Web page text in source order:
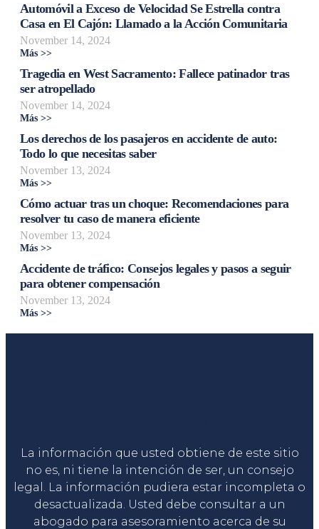
Automóvil a Exceso de Velocidad Se Estrella contra
Casa en El Cajón: Llamado a la Acción Comunitaria
November 14, 2024
Más >>
Tragedia en West Sacramento: Fallece patinador tras
ser atropellado
November 14, 2024
Más >>
Los derechos de los pasajeros en accidente de auto:
Todo lo que necesitas saber
November 13, 2024
Más >>
Cómo actuar tras un choque: Recomendaciones para
resolver tu caso de manera eficiente
November 13, 2024
Más >>
Accidente de tráfico: Consejos legales y pasos a seguir
para obtener compensación
November 13, 2024
Más >>
La información que usted obtiene de este sitio
no es, ni tiene la intención de ser, un consejo
legal. La información pudiera estar incompleta o
desactualizada. Usted debe consultar a un
abogado para asesoramiento acerca de su